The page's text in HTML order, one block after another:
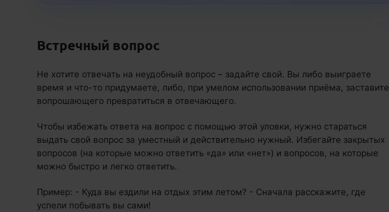
Встречный вопрос
Не хотите отвечать на неудобный вопрос – задайте свой. Вы либо выиграете
время и что-то придумаете, либо, при умелом использовании приёма, заставите
вопрошающего превратиться в отвечающего.
Чтобы избежать ответа на вопрос с помощью этой уловки, нужно стараться
выдать свой вопрос за уместный и действительно нужный. Избегайте закрытых
вопросов (на которые можно ответить «да» или «нет») и вопросов, на которые
можно быстро и легко ответить.
Пример: - Куда вы ездили на отдых этим летом? - Сначала расскажите, где
успели побывать вы сами!